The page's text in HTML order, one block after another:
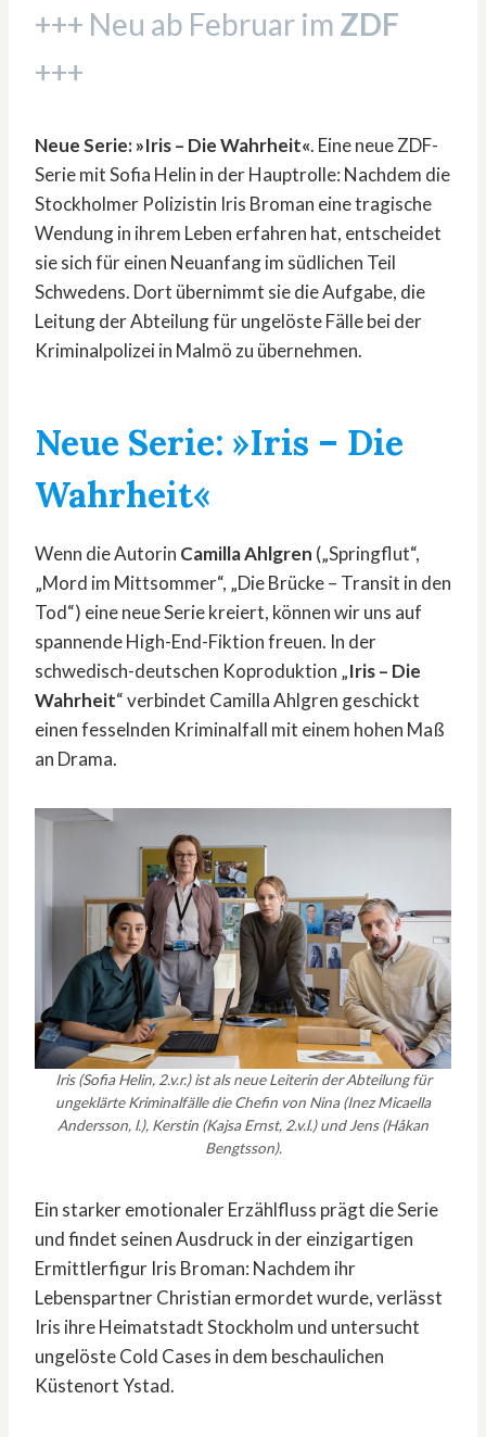
+++ Neu ab Februar im ZDF
+++
Neue Serie: »Iris – Die Wahrheit«. Eine neue ZDF-
Serie mit Sofia Helin in der Hauptrolle: Nachdem die
Stockholmer Polizistin Iris Broman eine tragische
Wendung in ihrem Leben erfahren hat, entscheidet
sie sich für einen Neuanfang im südlichen Teil
Schwedens. Dort übernimmt sie die Aufgabe, die
Leitung der Abteilung für ungelöste Fälle bei der
Kriminalpolizei in Malmö zu übernehmen.
Neue Serie: »Iris – Die
Wahrheit«
Wenn die Autorin Camilla Ahlgren („Springflut“,
„Mord im Mittsommer“, „Die Brücke – Transit in den
Tod“) eine neue Serie kreiert, können wir uns auf
spannende High-End-Fiktion freuen. In der
schwedisch-deutschen Koproduktion „Iris – Die
Wahrheit“ verbindet Camilla Ahlgren geschickt
einen fesselnden Kriminalfall mit einem hohen Maß
an Drama.
Iris (Sofia Helin, 2.v.r.) ist als neue Leiterin der Abteilung für
ungeklärte Kriminalfälle die Chefin von Nina (Inez Micaella
Andersson, l.), Kerstin (Kajsa Ernst, 2.v.l.) und Jens (Håkan
Bengtsson).
Ein starker emotionaler Erzählfluss prägt die Serie
und findet seinen Ausdruck in der einzigartigen
Ermittlerfigur Iris Broman: Nachdem ihr
Lebenspartner Christian ermordet wurde, verlässt
Iris ihre Heimatstadt Stockholm und untersucht
ungelöste Cold Cases in dem beschaulichen
Küstenort Ystad.